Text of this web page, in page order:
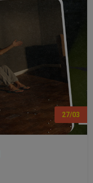
27/03